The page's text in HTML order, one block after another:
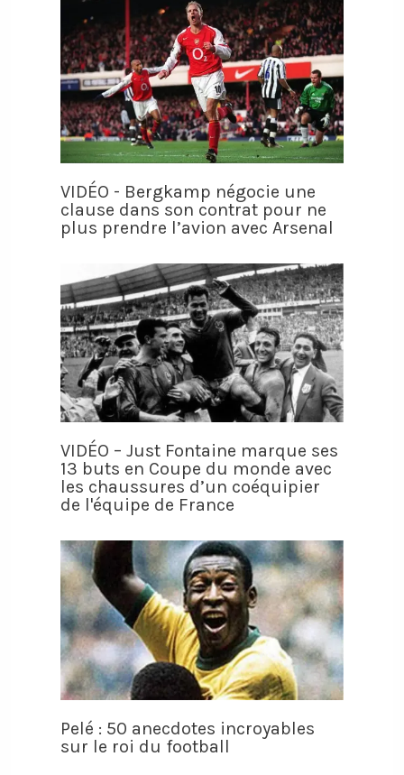
VIDÉO - Bergkamp négocie une
clause dans son contrat pour ne
plus prendre l’avion avec Arsenal
VIDÉO – Just Fontaine marque ses
13 buts en Coupe du monde avec
les chaussures d’un coéquipier
de l'équipe de France
Pelé : 50 anecdotes incroyables
sur le roi du football